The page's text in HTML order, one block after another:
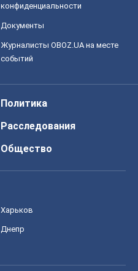
конфиденциальности
Документы
Журналисты OBOZ.UA на месте
событий
Политика
Расследования
Общество
Харьков
Днепр